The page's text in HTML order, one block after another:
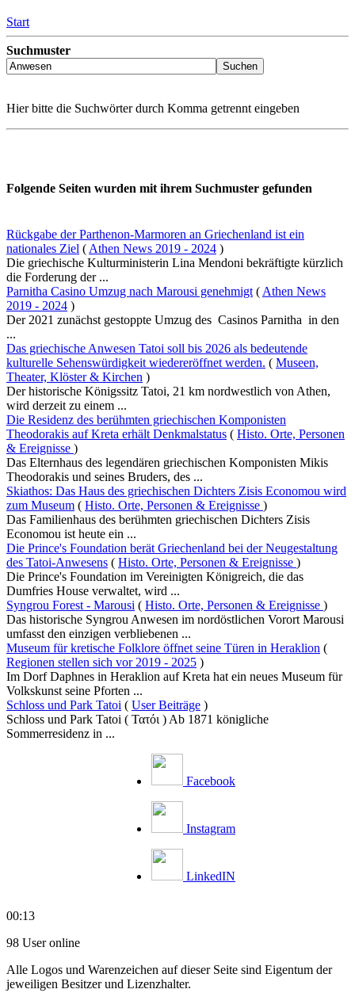
Start
Suchmuster
Hier bitte die Suchwörter durch Komma getrennt eingeben
Folgende Seiten wurden mit ihrem Suchmuster gefunden
Rückgabe der Parthenon-Marmoren an Griechenland ist ein
nationales Ziel ( Athen News 2019 - 2024 )
Die griechische Kulturministerin Lina Mendoni bekräftigte kürzlich
die Forderung der ...
Parnitha Casino Umzug nach Marousi genehmigt ( Athen News
2019 - 2024 )
Der 2021 zunächst gestoppte Umzug des Casinos Parnitha in den
...
Das griechische Anwesen Tatoi soll bis 2026 als bedeutende
kulturelle Sehenswürdigkeit wiedereröffnet werden. ( Museen,
Theater, Klöster & Kirchen )
Der historische Königssitz Tatoi, 21 km nordwestlich von Athen,
wird derzeit zu einem ...
Die Residenz des berühmten griechischen Komponisten
Theodorakis auf Kreta erhält Denkmalstatus ( Histo. Orte, Personen
& Ereignisse )
Das Elternhaus des legendären griechischen Komponisten Mikis
Theodorakis und seines Bruders, des ...
Skiathos: Das Haus des griechischen Dichters Zisis Economou wird
zum Museum ( Histo. Orte, Personen & Ereignisse )
Das Familienhaus des berühmten griechischen Dichters Zisis
Economou ist heute ein ...
Die Prince's Foundation berät Griechenland bei der Neugestaltung
des Tatoi-Anwesens ( Histo. Orte, Personen & Ereignisse )
Die Prince's Foundation im Vereinigten Königreich, die das
Dumfries House verwaltet, wird ...
Syngrou Forest - Marousi ( Histo. Orte, Personen & Ereignisse )
Das historische Syngrou Anwesen im nordöstlichen Vorort Marousi
umfasst den einzigen verbliebenen ...
Museum für kretische Folklore öffnet seine Türen in Heraklion (
Regionen stellen sich vor 2019 - 2025 )
Im Dorf Daphnes in Heraklion auf Kreta hat ein neues Museum für
Volkskunst seine Pforten ...
Schloss und Park Tatoi ( User Beiträge )
Schloss und Park Tatoi ( Τατόι ) Ab 1871 königliche
Sommerresidenz in ...
Facebook
Instagram
LinkedIN
00:13
98 User online
Alle Logos und Warenzeichen auf dieser Seite sind Eigentum der
jeweiligen Besitzer und Lizenzhalter.